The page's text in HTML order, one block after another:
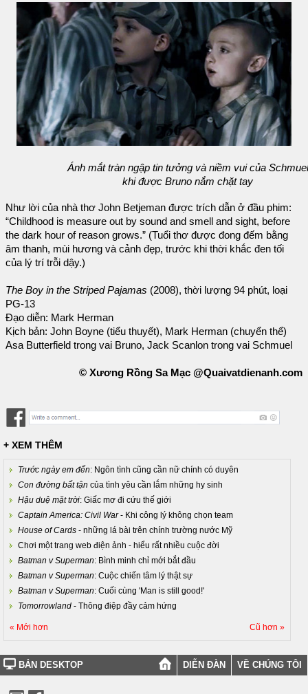
Ánh mắt tràn ngập tin tưởng và niềm vui của Schmuel
khi được Bruno nắm chặt tay
Như lời của nhà thơ John Betjeman được trích dẫn ở đầu phim:
“Childhood is measure out by sound and smell and sight, before
the dark hour of reason grows.” (Tuổi thơ được đong đếm bằng
âm thanh, mùi hương và cảnh đẹp, trước khi thời khắc đen tối
của lý trí trỗi dậy.)
The Boy in the Striped Pajamas (2008), thời lượng 94 phút, loại
PG-13
Đạo diễn: Mark Herman
Kịch bản: John Boyne (tiểu thuyết), Mark Herman (chuyển thể)
Asa Butterfield trong vai Bruno, Jack Scanlon trong vai Schmuel
© Xương Rồng Sa Mạc @Quaivatdienanh.com
+ XEM THÊM
Trước ngày em đến: Ngôn tình cũng cần nữ chính có duyên
Con đường bất tận của tình yêu cần lắm những hy sinh
Hậu duệ mặt trời: Giấc mơ đi cứu thế giới
Captain America: Civil War- Khi công lý không chọn team
House of Cards - những lá bài trên chính trường nước Mỹ
Chơi một trang web điện ảnh - hiểu rất nhiều cuộc đời
Batman v Superman: Bình minh chỉ mới bắt đầu
Batman v Superman: Cuộc chiến tâm lý thật sự
Batman v Superman: Cuối cùng 'Man is still good!'
Tomorrowland - Thông điệp đầy cảm hứng
« Mới hơn Cũ hơn »
BẢN DESKTOP DIỄN ĐÀN VỀ CHÚNG TÔI